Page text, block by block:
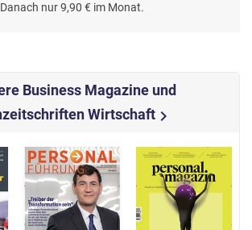
Danach nur 9,90 € im Monat.
Business Magazine und
Wirtschaftchevron_right